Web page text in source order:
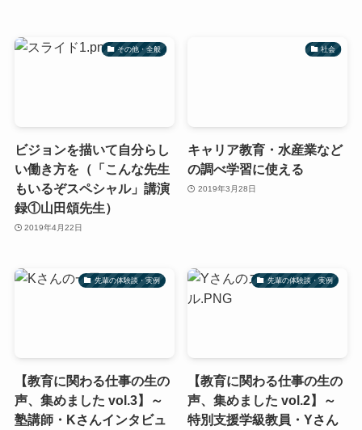
その他・全般
ビジョンを描いて自分らし
い働き方を（「こんな先生
もいるぞスペシャル」講演
録①山田頌先生）
2019年4月22日
社会
キャリア教育・水産業など
の調べ学習に使える
2019年3月28日
先輩の体験談・実例
【教育に関わる仕事の生の
声、集めました vol.3】～
塾講師・Kさんインタビュ
先輩の体験談・実例
【教育に関わる仕事の生の
声、集めました vol.2】～
特別支援学級教員・Yさん